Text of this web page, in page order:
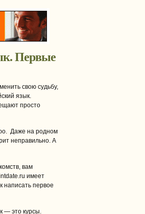
Первые
свою судьбу,
язык.
просто
Даже на родном
неправильно. А
вам
имеет
написать первое
— это курсы.